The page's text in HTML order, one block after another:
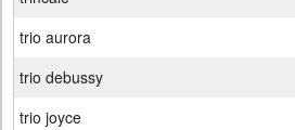
trio aurora
trio debussy
trio joyce